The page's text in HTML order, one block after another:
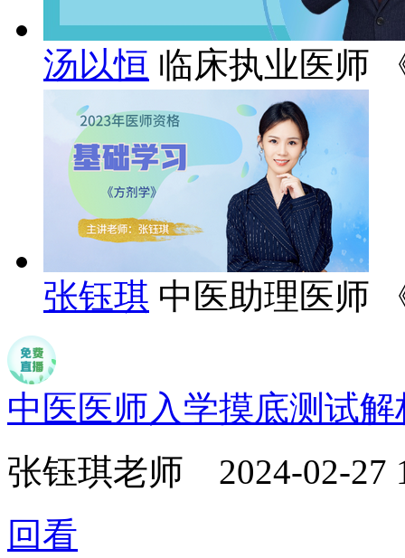
汤以恒 临床执业医师
张钰琪 中医助理医师
中医医师入学摸底测试解
张钰琪老师 2024-02-27
回看